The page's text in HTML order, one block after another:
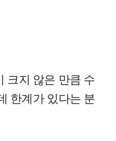
크지 않은 만큼 수
한계가 있다는 분